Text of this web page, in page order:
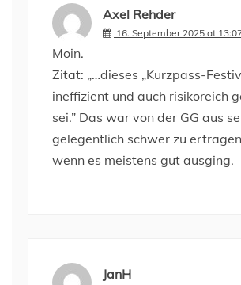
Axel Rehder
16. September 2025 at
Moin.
Zitat: „…dieses „Kurzpass-
ineffizient und auch risikoreich
sei.” Das war von der GG aus
gelegentlich schwer zu
wenn es meistens gut ausging.
JanH